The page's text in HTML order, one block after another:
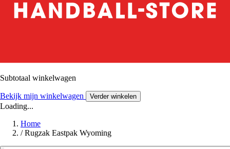
Subtotaal winkelwagen
Bekijk mijn winkelwagen Verder winkelen
Loading...
Home
/ Rugzak Eastpak Wyoming